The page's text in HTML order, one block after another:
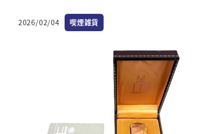
投稿日
2026/02/04 カテゴリー
喫煙雑貨